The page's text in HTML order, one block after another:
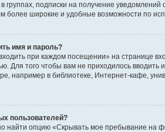
группах, подписки на получение
более широкие и удобные возможности по
имя и пароль?
при каждом посещении» на странице
Для того чтобы вам не приходилось
например в библиотеке, Интернет-кафе,
пользователей?
найти опцию «Скрывать мое пребывание